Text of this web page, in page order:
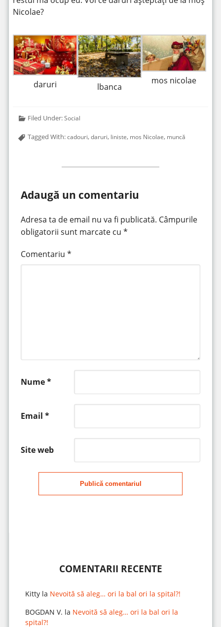
Nicolae?
daruri lbanca
mos nicolae
Filed Under:Social
Tagged With:cadouri,daruri, liniste, mos Nicolae, muncă
Adaugă un comentariu
Adresa ta de email nu va fi publicată. Câmpurile
obligatorii sunt marcate cu *
Comentariu *
Nume*
Email *
Site web
Publică comentariul
COMENTARII RECENTE
Kittyla Nevoită să aleg… ori la bal ori la spital?!
BOGDAN V. la Nevoită să aleg… ori la bal ori la
spital?!